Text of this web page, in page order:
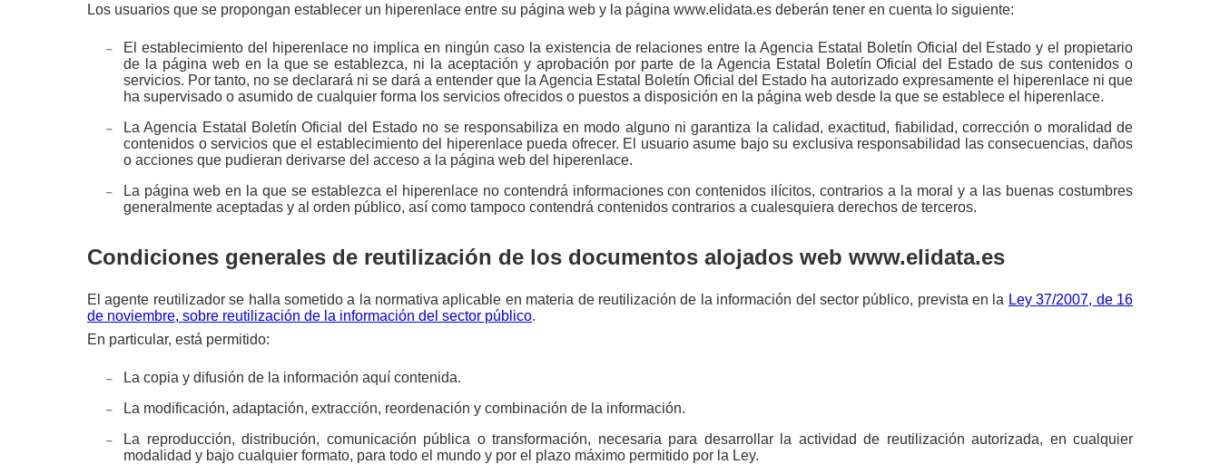
Los usuarios que se propongan establecer un hiperenlace entre su página web y la página www.elidata.es deberán tener en cuenta lo siguiente:
El establecimiento del hiperenlace no implica en ningún caso la existencia de relaciones entre la Agencia Estatal Boletín Oficial del Estado y el propietario
de la página web en la que se establezca, ni la aceptación y aprobación por parte de la Agencia Estatal Boletín Oficial del Estado de sus contenidos o
servicios. Por tanto, no se declarará ni se dará a entender que la Agencia Estatal Boletín Oficial del Estado ha autorizado expresamente el hiperenlace ni que
ha supervisado o asumido de cualquier forma los servicios ofrecidos o puestos a disposición en la página web desde la que se establece el hiperenlace.
La Agencia Estatal Boletín Oficial del Estado no se responsabiliza en modo alguno ni garantiza la calidad, exactitud, fiabilidad, corrección o moralidad de
contenidos o servicios que el establecimiento del hiperenlace pueda ofrecer. El usuario asume bajo su exclusiva responsabilidad las consecuencias, daños
o acciones que pudieran derivarse del acceso a la página web del hiperenlace.
La página web en la que se establezca el hiperenlace no contendrá informaciones con contenidos ilícitos, contrarios a la moral y a las buenas costumbres
generalmente aceptadas y al orden público, así como tampoco contendrá contenidos contrarios a cualesquiera derechos de terceros.
Condiciones generales de reutilización de los documentos alojados web www.elidata.es
El agente reutilizador se halla sometido a la normativa aplicable en materia de reutilización de la información del sector público, prevista en la Ley 37/2007, de 16
de noviembre, sobre reutilización de la información del sector público.
En particular, está permitido:
La copia y difusión de la información aquí contenida.
La modificación, adaptación, extracción, reordenación y combinación de la información.
La reproducción, distribución, comunicación pública o transformación, necesaria para desarrollar la actividad de reutilización autorizada, en cualquier
modalidad y bajo cualquier formato, para todo el mundo y por el plazo máximo permitido por la Ley.